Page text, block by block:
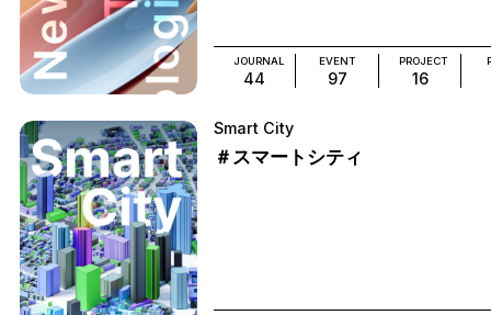
JOURNAL
44
EVENT
97
PROJECT
16
Smart City
＃スマートシティ